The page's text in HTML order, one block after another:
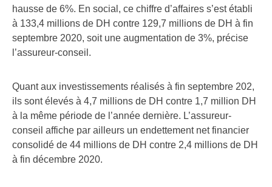
hausse de 6%. En social, ce chiffre d’affaires s’est établi
à 133,4 millions de DH contre 129,7 millions de DH à fin
septembre 2020, soit une augmentation de 3%, précise
l’assureur-conseil.
Quant aux investissements réalisés à fin septembre 202,
ils sont élevés à 4,7 millions de DH contre 1,7 million DH
à la même période de l’année dernière. L’assureur-
conseil affiche par ailleurs un endettement net financier
consolidé de 44 millions de DH contre 2,4 millions de DH
à fin décembre 2020.